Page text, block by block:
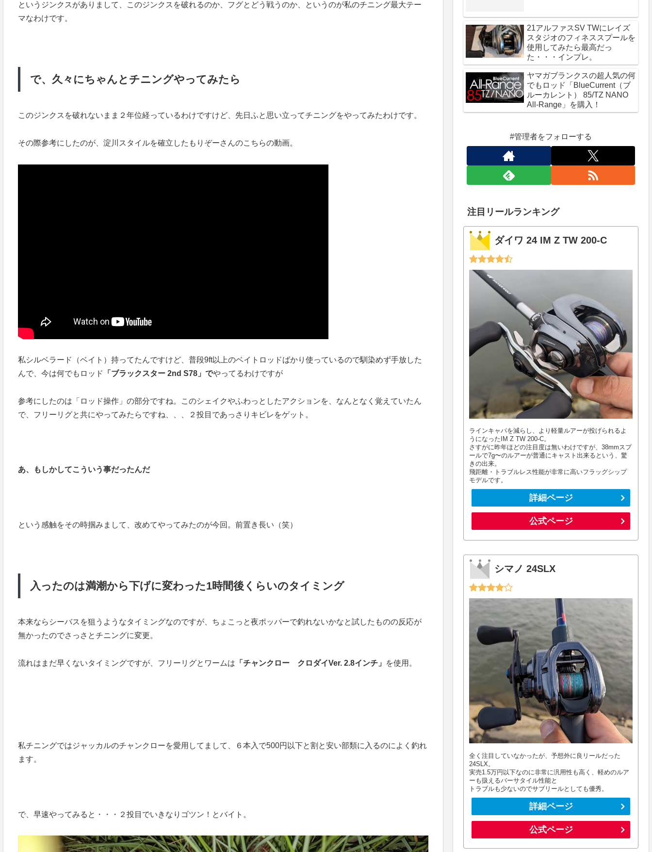
というジンクスがありまして、このジンクスを破れるのか、フグとどう戦うのか、というのが私のチニング最大テー
マなわけです。
で、久々にちゃんとチニングやってみたら
このジンクスを破れないまま２年位経っているわけですけど、先日ふと思い立ってチニングをやってみたわけです。
その際参考にしたのが、淀川スタイルを確立したもりぞーさんのこちらの動画。
私シルベラード（ベイト）持ってたんですけど、普段9ft以上のベイトロッドばかり使っているので馴染めず手放した
んで、今は何でもロッド
「ブラックスター 2nd S78」でやってるわけですが
参考にしたのは「ロッド操作」の部分ですね。このシェイクやふわっとしたアクションを、なんとなく覚えていたん
で、フリーリグと共にやってみたらですね、、、２投目であっさりキビレをゲット。
あ、もしかしてこういう事だったんだ
という感触をその時掴みまして、改めてやってみたのが今回。前置き長い（笑）
入ったのは満潮から下げに変わった1時間後くらいのタイミング
本来ならシーバスを狙うようなタイミングなのですが、ちょこっと夜ポッパーで釣れないかなと試したものの反応が
無かったのでさっさとチニングに変更。
流れはまだ早くないタイミングですが、フリーリグとワームは 「チャンクロー クロダイVer. 2.8インチ」 を使用。
私チニングではジャッカルのチャンクローを愛用してまして、６本入で500円以下と割と安い部類に入るのによく釣れ
ます。
で、早速やってみると・・・２投目でいきなりゴツン！とバイト。
21アルファスSV TWにレイズ
スタジオのフィネススプールを
使用してみたら最高だっ
た・・・インプレ。
ヤマガブランクスの超人気の何
でもロッド「BlueCurrent（ブ
ルーカレント） 85/TZ NANO
All-Range」を購入！
#管理者をフォローする
注目リールランキング
ダイワ 24 IM Z TW 200-C
ラインキャパを減らし、より軽量ルアーが投げられるよ
うになったIM Z TW 200-C。
さすがに昨年ほどの注目度は無いわけですが、38mmスプ
ールで7g〜のルアーが普通にキャスト出来るという、驚
きの出来。
飛距離・トラブルレス性能が非常に高いフラッグシップ
モデルです。
詳細ページ
公式ページ
シマノ 24SLX
全く注目していなかったが、予想外に良リールだった
24SLX。
実売1.5万円以下なのに非常に汎用性も高く、軽めのルア
ーも扱えるバーサタイル性能と
トラブルも少ないのでサブリールとしても優秀。
詳細ページ
公式ページ